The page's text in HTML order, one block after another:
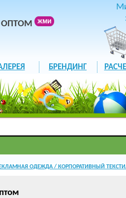
ОПТОМ
БРЕНДИНГ
ОДЕЖДА / КОРПОРАТИВНЫЙ